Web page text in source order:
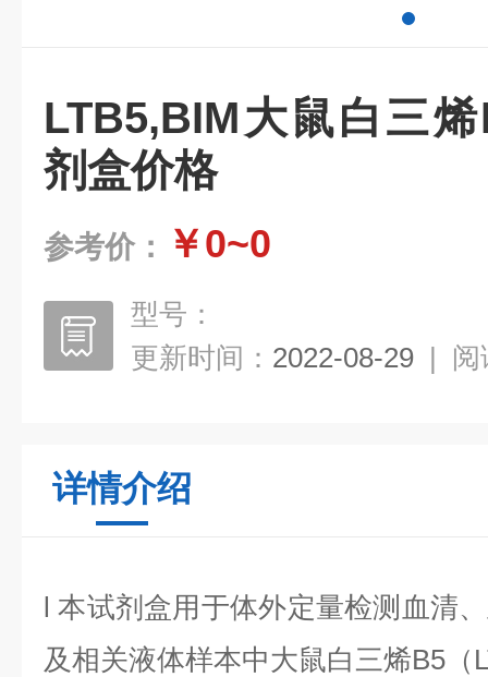
LTB5,BIM大鼠白三
剂盒价格
参考价： ￥0~0
型号：
更新时间： 2022-08-29 | 阅
详情介绍
l本试剂盒用于体外定量检测血清
及相关液体样本中大鼠白三烯B5 （